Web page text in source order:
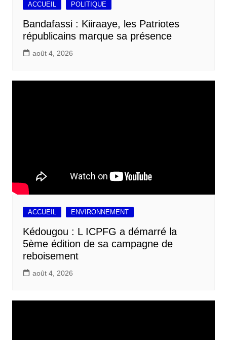
ACCUEIL POLITIQUE
Bandafassi : Kiiraaye, les Patriotes
républicains marque sa présence
août 4, 2026
ACCUEIL ENVIRONNEMENT
Kédougou : L ICPFG a démarré la
5ème édition de sa campagne de
reboisement
août 4, 2026